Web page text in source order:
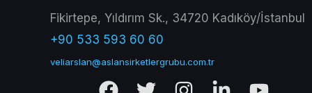
Fikirtepe, Yıldırım Sk., 34720 Kadıköy/İstanbul
+90 533 593 60 60
veliarslan@aslansirketlergrubu.com.tr